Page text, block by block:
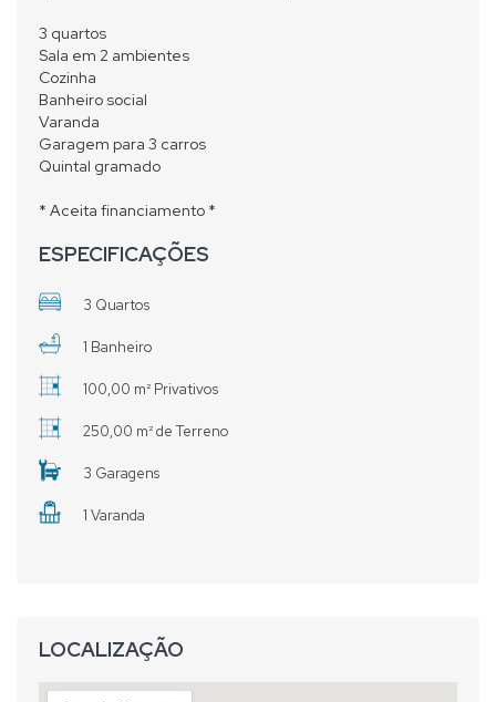
3 quartos
Sala em 2 ambientes
Cozinha
Banheiro social
Varanda
Garagem para 3 carros
Quintal gramado
* Aceita financiamento *
ESPECIFICAÇÕES
3 Quartos
1 Banheiro
100,00 m² Privativos
250,00 m² de Terreno
3 Garagens
1 Varanda
LOCALIZAÇÃO